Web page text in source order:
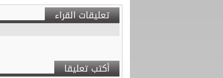
تعليقات القراء
أكتب تعليقا